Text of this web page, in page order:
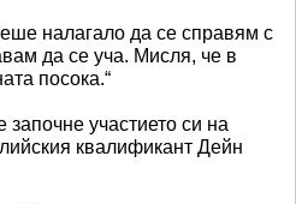
налагало да се справям с
да се уча. Мисля, че в
посока.“
участието си на
квалификант Дейн